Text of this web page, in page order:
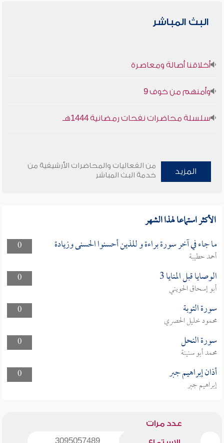
البث المباشر
أخلاقنا أصالة ومعاصرة
وأمنهم من خوف 9
سلسلة محاضرات نفحات رمضانية 1444هـ
المزيد
من الفعاليات والمحاضرات الأرشيفية من
خدمة البث المباشر
الأكثر استماعا لهذا الشهر
0 ما جاء في آخر سورة براءة و للذين أحسنوا الحسنى وزيادة
أحمد حطيبة
0
الوصايا قبل المنايا 3
أبو إسحاق الحويني
0
سورة التوبة
محمود خليل الحصري
0
سورة النحل
محمد أبو سنينة
0
أذان إبراهيم جبر
إبراهيم جبر
عدد مرات